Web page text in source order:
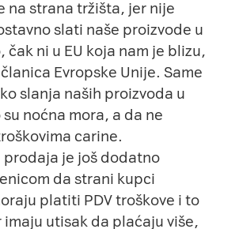
na strana tržišta, jer nije
slati naše proizvode u
čak ni u EU koja nam je blizu,
Evropske Unije. Same
slanja naših proizvoda u
noćna mora, a da ne
carine.
je još dodatno
da strani kupci
platiti PDV troškove i to
utisak da plaćaju više,